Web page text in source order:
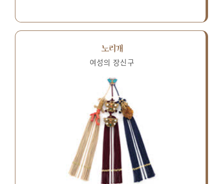
노리개
여성의 장신구